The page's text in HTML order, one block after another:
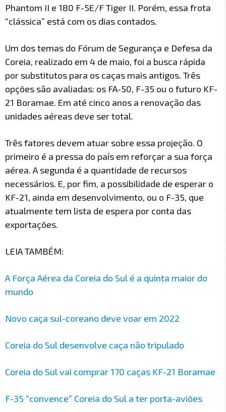
Phantom II e 180 F-5E/F Tiger II. Porém, essa frota
“clássica” está com os dias contados.
Um dos temas do Fórum de Segurança e Defesa da
Coreia, realizado em 4 de maio, foi a busca rápida
por substitutos para os caças mais antigos. Três
opções são avaliadas: os FA-50, F-35 ou o futuro KF-
21 Boramae. Em até cinco anos a renovação das
unidades aéreas deve ser total.
Três fatores devem atuar sobre essa projeção. O
primeiro é a pressa do país em reforçar a sua força
aérea. A segunda é a quantidade de recursos
necessários. E, por fim, a possibilidade de esperar o
KF-21, ainda em desenvolvimento, ou o F-35, que
atualmente tem lista de espera por conta das
exportações.
LEIA TAMBÉM:
A Força Aérea da Coreia do Sul é a quinta maior do
mundo
Novo caça sul-coreano deve voar em 2022
Coreia do Sul desenvolve caça não tripulado
Coreia do Sul vai comprar 170 caças KF-21 Boramae
F-35 “convence” Coreia do Sul a ter porta-aviões